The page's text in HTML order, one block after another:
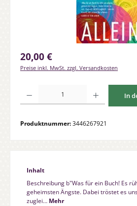
Regulärer Preis:
20,00 €
Preise inkl. MwSt. zzgl. Versandkosten
In
Produktnummer:3446267921
Inhalt
Beschreibung b"Was für ein Buch! Es
geheimsten Ängste. Dabei tröstet es
zuglei… Mehr